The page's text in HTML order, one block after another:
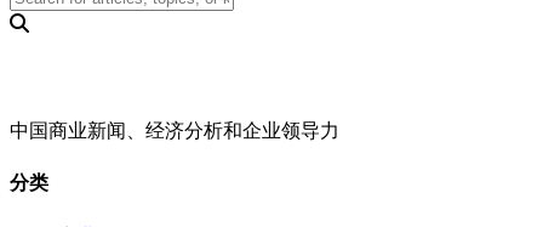
中国商业新闻、经济分析和企业领导力
分类